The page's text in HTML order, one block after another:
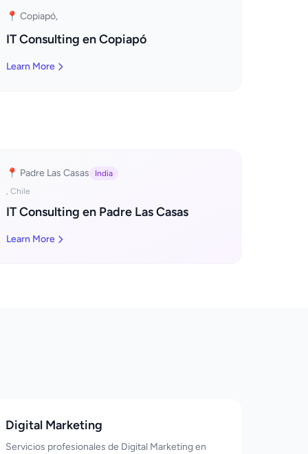
📍 Copiapó,
IT Consulting en Copiapó
Learn More
📍 Padre Las Casas
India
, Chile
IT Consulting en Padre Las Casas
Learn More
Digital Marketing
Servicios profesionales de Digital Marketing en